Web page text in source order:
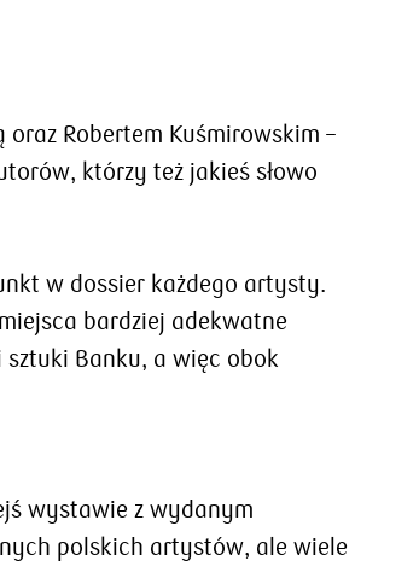
oraz Robertem Kuśmirowskim –
którzy też jakieś słowo
w dossier każdego artysty.
bardziej adekwatne
Banku, a więc obok
wystawie z wydanym
polskich artystów, ale wiele